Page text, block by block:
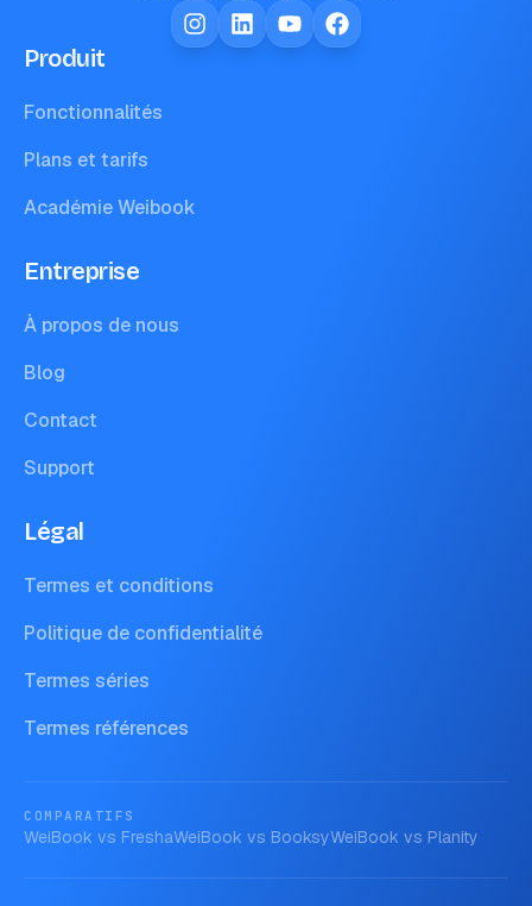
Produit
Fonctionnalités
Plans et tarifs
Académie Weibook
Entreprise
À propos de nous
Blog
Contact
Support
Légal
Termes et conditions
Politique de confidentialité
Termes séries
Termes références
COMPARATIFS
WeiBook vs FreshaWeiBook vs BooksyWeiBook vs Planity